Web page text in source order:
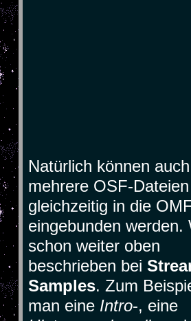
Natürlich können auch
mehrere OSF-Dateien
gleichzeitig in die
eingebunden werden.
schon weiter oben
beschrieben bei
Samples. Zum
man eine Intro-, eine